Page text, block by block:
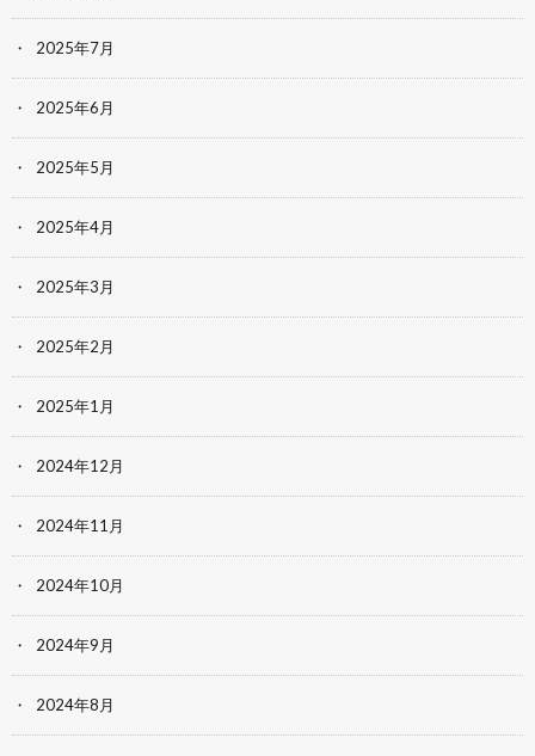
2025年7月
2025年6月
2025年5月
2025年4月
2025年3月
2025年2月
2025年1月
2024年12月
2024年11月
2024年10月
2024年9月
2024年8月